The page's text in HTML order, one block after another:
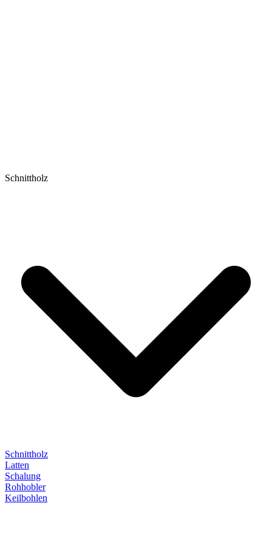
Schnittholz
Schnittholz
Latten
Schalung
Rohhobler
Keilbohlen